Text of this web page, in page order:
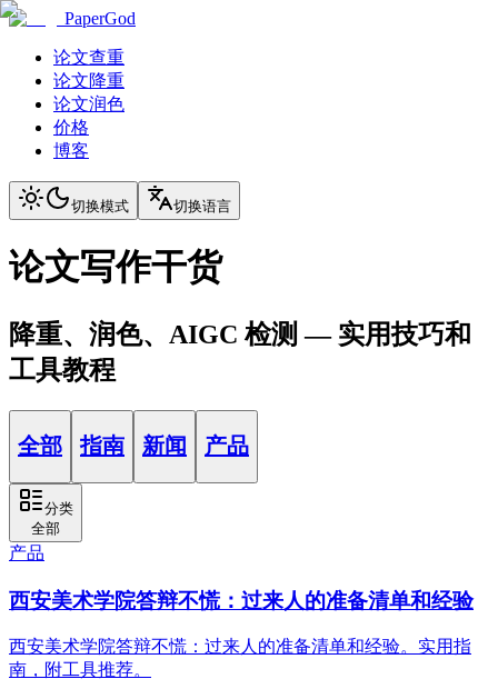
PaperGod
论文查重
论文降重
论文润色
价格
博客
切换模式 切换语言
论文写作干货
降重、润色、AIGC 检测 — 实用技巧和
工具教程
全部 指南 新闻 产品
分类
全部
产品
西安美术学院答辩不慌：过来人的准备清单和经验
西安美术学院答辩不慌：过来人的准备清单和经验。实用指
南，附工具推荐。